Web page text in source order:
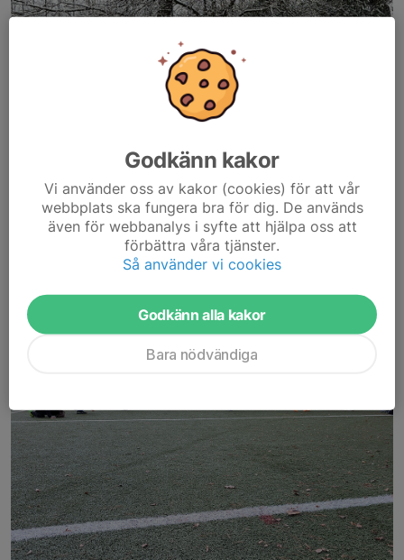
Pga rådande väderlek och att planen inte plogas så ställs
dagens utomhuspremiär in. Vi passar på att önska alla en god
påskledighet så gör vi nytt försök nästa onsdag.
Träningstider för utomhussäsongen
Godkänn kakor
Vi använder oss av kakor (cookies) för att vår
webbplats ska fungera bra för dig. De används
även för webbanalys i syfte att hjälpa oss att
förbättra våra tjänster.
Så använder vi cookies
Godkänn alla kakor
Bara nödvändiga